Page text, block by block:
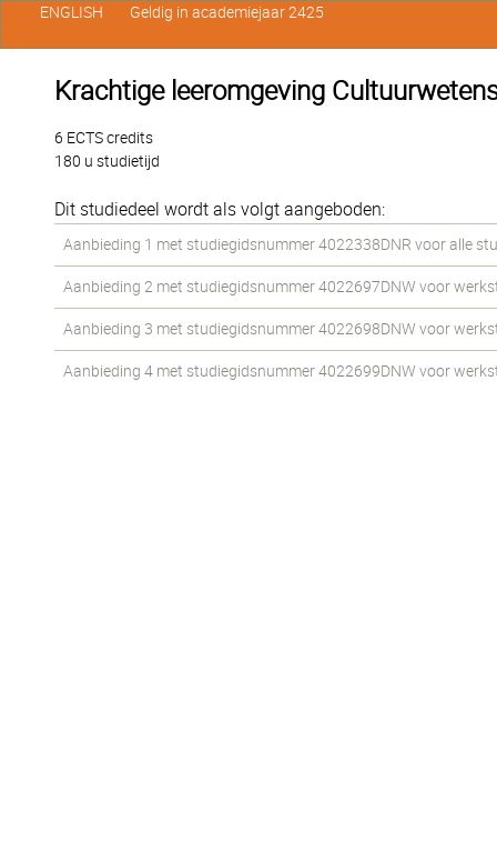
Krachtige leeromgeving
6 ECTS credits
180 u studietijd
Dit studiedeel wordt als volgt aangeboden:
Aanbieding 1 met studiegidsnummer 4022338DNR voor alle
Aanbieding 2 met studiegidsnummer 4022697DNW voor
Aanbieding 3 met studiegidsnummer 4022698DNW voor
Aanbieding 4 met studiegidsnummer 4022699DNW voor
ENGLISH Geldig in academiejaar 2425